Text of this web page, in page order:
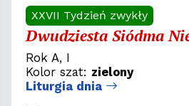
XXVII Tydzień zwykły
Dwudziesta Siódma
Rok A, I
Kolor szat: zielony
Liturgia dnia